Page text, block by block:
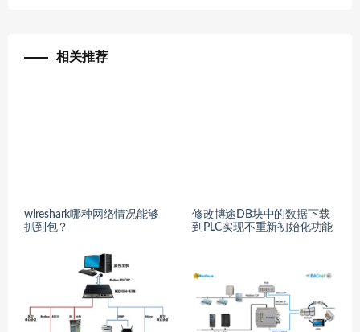
相关推荐
wireshark哪种网络情况能够
抓到包？
修改博途DB块中的数据下载
到PLC实现不重新初始化功能